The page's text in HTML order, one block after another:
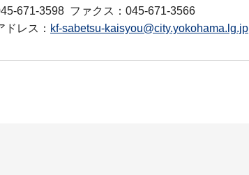
671-3598 ファクス：045-671-3566
ドレス： kf-sabetsu-kaisyou@city.yokohama.lg.jp